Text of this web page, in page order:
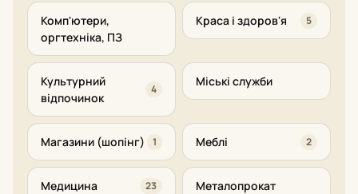
Комп'ютери,
оргтехніка, ПЗ
Краса і здоров'я 5
Культурний
відпочинок
4
Міські служби
Магазини (шопінг) 1 Меблі 2
Медицина 23 Металопрокат